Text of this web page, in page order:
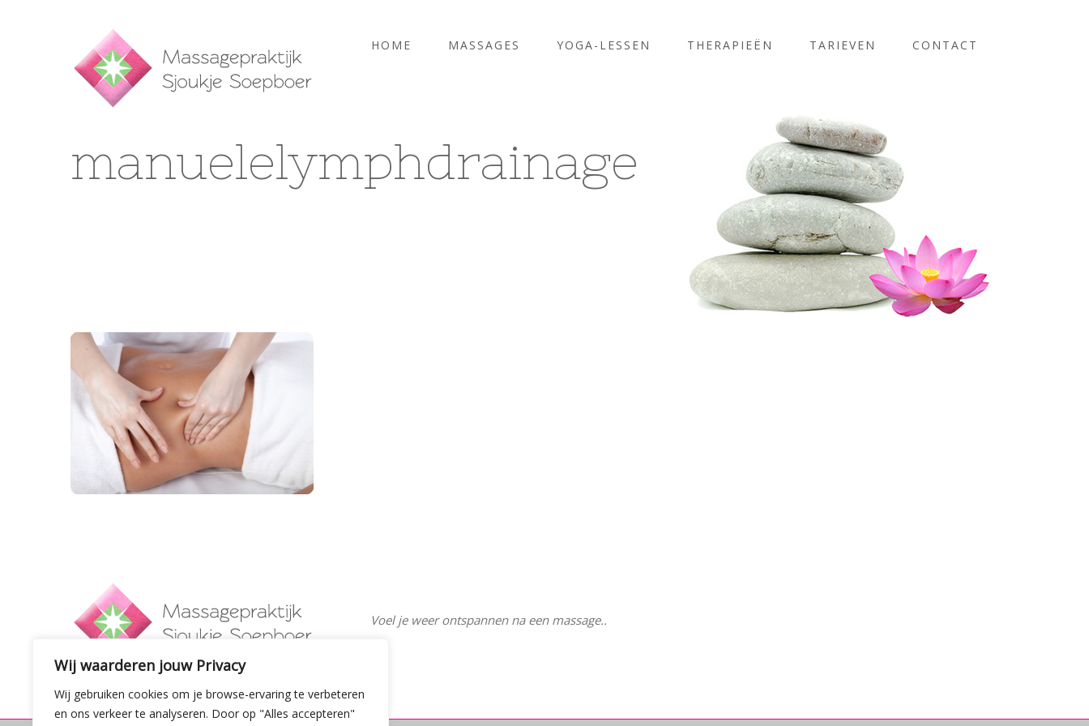
Wij waarderen jouw Privacy
Wij gebruiken cookies om je browse-ervaring te verbeteren
en ons verkeer te analyseren. Door op "Alles accepteren"
HOME MASSAGES YOGA-LESSEN THERAPIEËN TARIEVEN CONTACT
manuelelymphdrainage
Voel je weer ontspannen na een massage..